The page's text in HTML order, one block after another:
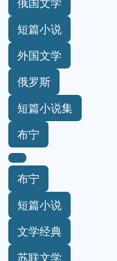
短篇小说
外国文学
俄罗斯
短篇小说集
布宁
布宁
短篇小说
文学经典
苏联文学